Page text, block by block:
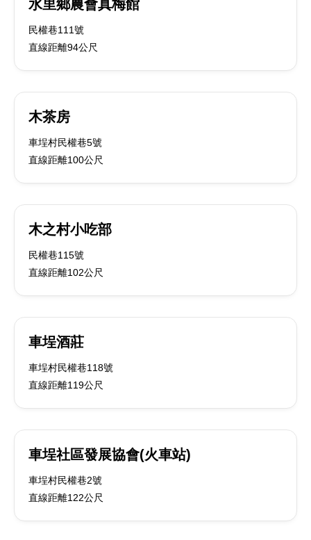
水里鄉農會真梅館
民權巷111號
直線距離94公尺
木茶房
車埕村民權巷5號
直線距離100公尺
木之村小吃部
民權巷115號
直線距離102公尺
車埕酒莊
車埕村民權巷118號
直線距離119公尺
車埕社區發展協會(火車站)
車埕村民權巷2號
直線距離122公尺